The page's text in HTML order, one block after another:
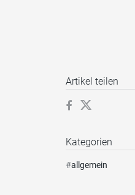
Artikel teilen
Kategorien
#allgemein